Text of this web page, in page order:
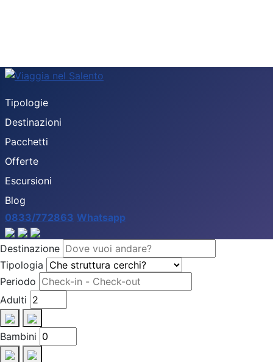
Tipologie
Destinazioni
Pacchetti
Offerte
Escursioni
Blog
0833/772863 Whatsapp
Destinazione
Tipologia
Periodo
Adulti
Bambini